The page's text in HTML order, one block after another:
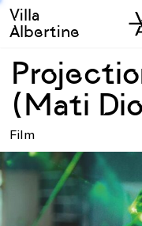
Villa
Albertine
(Mati
Film